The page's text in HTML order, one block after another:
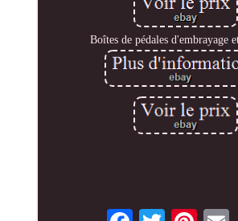
Boîtes de pédales d'embrayage